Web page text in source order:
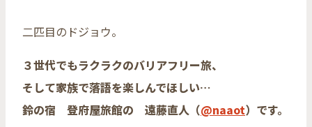
二匹目のドジョウ。
３世代でもラクラクのバリアフリー旅、
そして家族で落語を楽しんでほしい…
鈴の宿 登府屋旅館の 遠藤直人（@naaot）です。